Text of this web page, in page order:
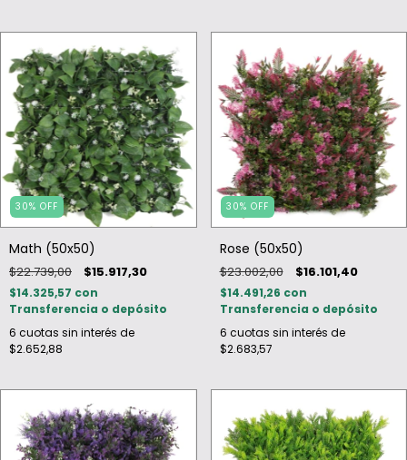
30% OFF
Math (50x50)
$22.739,00 $15.917,30
$14.325,57 con
Transferencia o depósito
6 cuotas sin interés de
$2.652,88
30% OFF
Rose (50x50)
$23.002,00 $16.101,40
$14.491,26 con
Transferencia o depósito
6 cuotas sin interés de
$2.683,57